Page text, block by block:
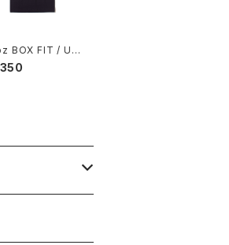
BOX FIT / U
TEE (NAVY)